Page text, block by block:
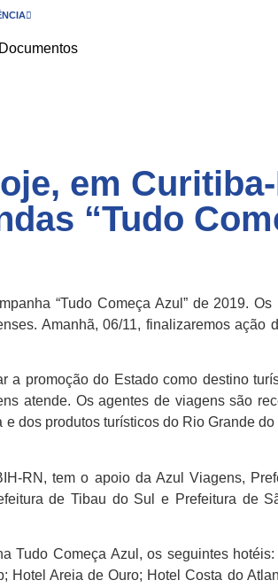
em
“Tudo
“Tudo Começa Azul” de 2019.
Amanhã, 06/11, finalizaremos
a promoção do Estado como destino
atende. Os agentes de viagens são
dos produtos turísticos do Rio Grande
RN, tem o apoio da Azul Viagens,
de Tibau do Sul e Prefeitura de
Tudo Começa Azul, os seguintes
Hotel Areia de Ouro; Hotel Costa do